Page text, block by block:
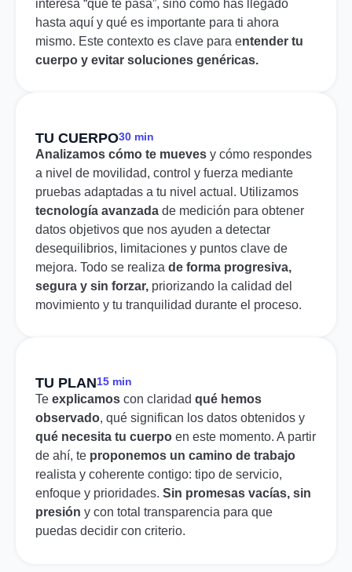
interesa “qué te pasa”, sino cómo has llegado
hasta aquí y qué es importante para ti ahora
mismo. Este contexto es clave para entender tu
cuerpo y evitar soluciones genéricas.
TU CUERPO30 min
Analizamos cómo te mueves y cómo respondes
a nivel de movilidad, control y fuerza mediante
pruebas adaptadas a tu nivel actual. Utilizamos
tecnología avanzada de medición para obtener
datos objetivos que nos ayuden a detectar
desequilibrios, limitaciones y puntos clave de
mejora. Todo se realiza de forma progresiva,
segura y sin forzar, priorizando la calidad del
movimiento y tu tranquilidad durante el proceso.
TU PLAN15 min
Te explicamos con claridad qué hemos
observado, qué significan los datos obtenidos y
qué necesita tu cuerpo en este momento. A partir
de ahí, te proponemos un camino de trabajo
realista y coherente contigo: tipo de servicio,
enfoque y prioridades. Sin promesas vacías, sin
presión y con total transparencia para que
puedas decidir con criterio.